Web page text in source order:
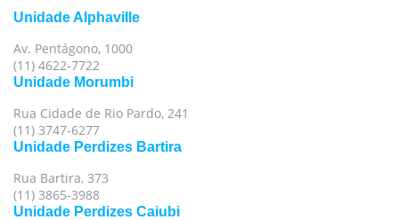
Unidade Alphaville
Av. Pentágono, 1000
(11) 4622-7722
Unidade Morumbi
Rua Cidade de Rio Pardo, 241
(11) 3747-6277
Unidade Perdizes Bartira
Rua Bartira, 373
(11) 3865-3988
Unidade Perdizes Caiubi